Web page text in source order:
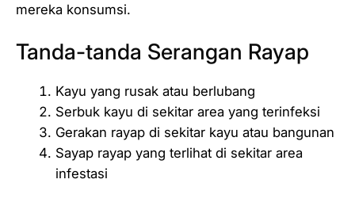
mereka konsumsi.
Tanda-tanda Serangan Rayap
Kayu yang rusak atau berlubang
Serbuk kayu di sekitar area yang terinfeksi
Gerakan rayap di sekitar kayu atau bangunan
Sayap rayap yang terlihat di sekitar area
infestasi